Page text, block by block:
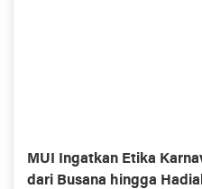
MUI Ingatkan Etika
dari Busana hingga